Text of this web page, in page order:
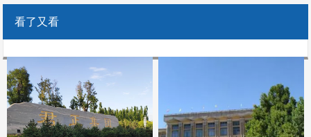
看了又看